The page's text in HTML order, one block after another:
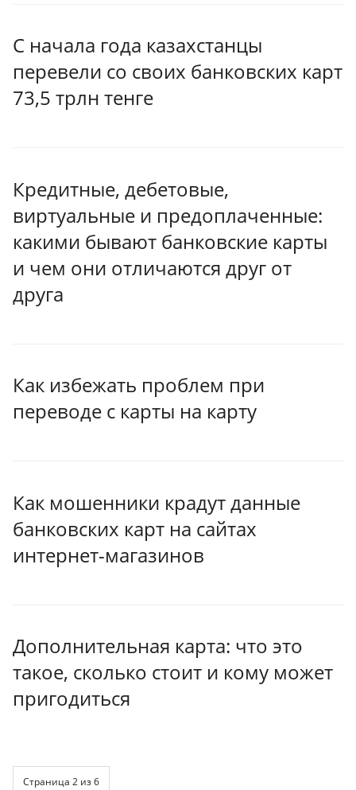
С начала года казахстанцы
перевели со своих банковских карт
73,5 трлн тенге
Кредитные, дебетовые,
виртуальные и предоплаченные:
какими бывают банковские карты
и чем они отличаются друг от
друга
Как избежать проблем при
переводе с карты на карту
Как мошенники крадут данные
банковских карт на сайтах
интернет-магазинов
Дополнительная карта: что это
такое, сколько стоит и кому может
пригодиться
Страница 2 из 6